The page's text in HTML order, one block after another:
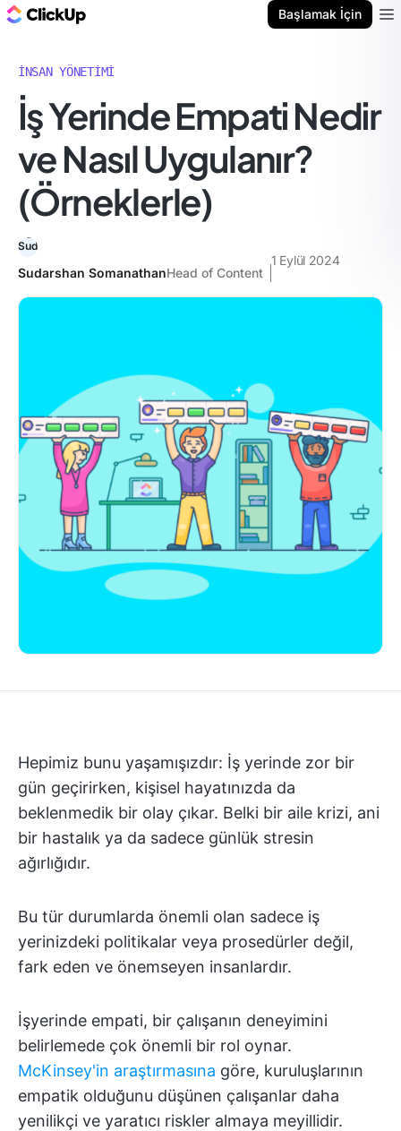
Başlamak İçin
İNSAN YÖNETIMI
İş Yerinde Empati Nedir
ve Nasıl Uygulanır?
(Örneklerle)
Sudarshan SomanathanHead of Content
1 Eylül 2024
Hepimiz bunu yaşamışızdır: İş yerinde zor bir
gün geçirirken, kişisel hayatınızda da
beklenmedik bir olay çıkar. Belki bir aile krizi, ani
bir hastalık ya da sadece günlük stresin
ağırlığıdır.
Bu tür durumlarda önemli olan sadece iş
yerinizdeki politikalar veya prosedürler değil,
fark eden ve önemseyen insanlardır.
İşyerinde empati, bir çalışanın deneyimini
belirlemede çok önemli bir rol oynar.
McKinsey'in araştırmasına göre, kuruluşlarının
empatik olduğunu düşünen çalışanlar daha
yenilikçi ve yaratıcı riskler almaya meyillidir.